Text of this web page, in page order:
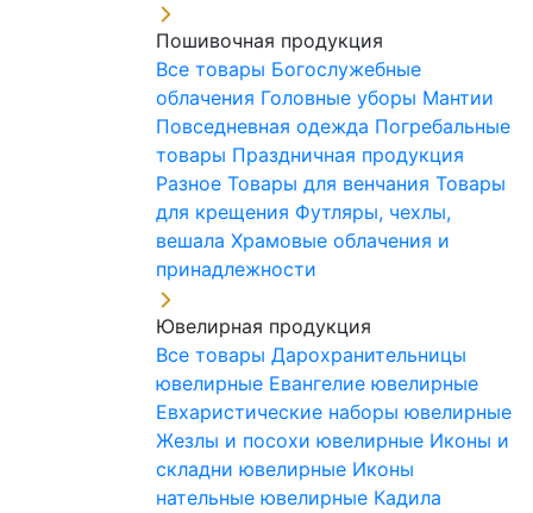
Пошивочная продукция
Все товары Богослужебные
облачения Головные уборы Мантии
Повседневная одежда Погребальные
товары Праздничная продукция
Разное Товары для венчания Товары
для крещения Футляры, чехлы,
вешала Храмовые облачения и
принадлежности
Ювелирная продукция
Все товары Дарохранительницы
ювелирные Евангелие ювелирные
Евхаристические наборы ювелирные
Жезлы и посохи ювелирные Иконы и
складни ювелирные Иконы
нательные ювелирные Кадила